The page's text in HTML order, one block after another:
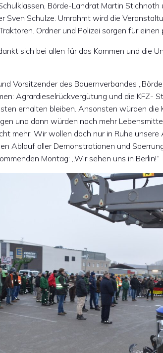
Börde-Landrat Martin
Sven Schulze. Umrahmt wird die
Ordner und Polizei sorgen für
sich bei allen für das Kommen und die
Vorsitzender des Bauernverbandes
Agrardieselrückvergütung und die KFZ-
erhalten bleiben. Ansonsten würden die
und dann würden noch mehr
mehr. Wir wollen doch nur in Ruhe unsere
Ablauf aller Demonstrationen und
Montag: „Wir sehen uns in Berlin!“